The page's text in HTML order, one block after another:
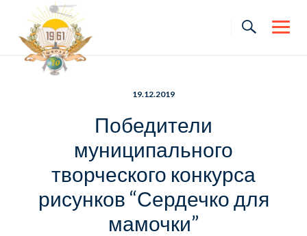
content
19.12.2019
Победители
муниципального
творческого конкурса
рисунков “Сердечко для
мамочки”